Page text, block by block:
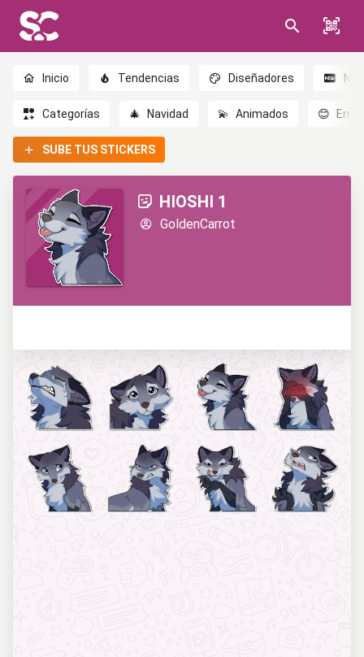
Inicio Tendencias Diseñadores
Categorías 🎄 Navidad 💫 Animados 😊
SUBE TUS STICKERS
HIOSHI 1
GoldenCarrot